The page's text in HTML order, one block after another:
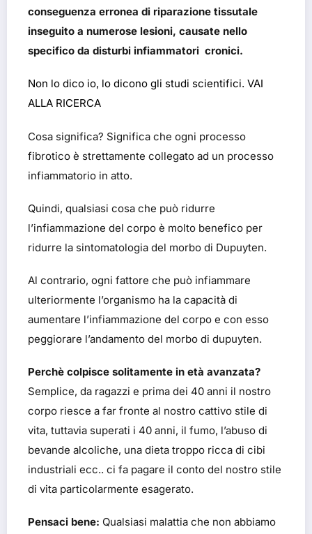
conseguenza erronea di riparazione tissutale
inseguito a numerose lesioni, causate nello
specifico da disturbi infiammatori cronici.
Non lo dico io, lo dicono gli studi scientifici. VAI
ALLA RICERCA
Cosa significa? Significa che ogni processo
fibrotico è strettamente collegato ad un processo
infiammatorio in atto.
Quindi, qualsiasi cosa che può ridurre
l’infiammazione del corpo è molto benefico per
ridurre la sintomatologia del morbo di Dupuyten.
Al contrario, ogni fattore che può infiammare
ulteriormente l’organismo ha la capacità di
aumentare l’infiammazione del corpo e con esso
peggiorare l’andamento del morbo di dupuyten.
Perchè colpisce solitamente in età avanzata?
Semplice, da ragazzi e prima dei 40 anni il nostro
corpo riesce a far fronte al nostro cattivo stile di
vita, tuttavia superati i 40 anni, il fumo, l’abuso di
bevande alcoliche, una dieta troppo ricca di cibi
industriali ecc.. ci fa pagare il conto del nostro stile
di vita particolarmente esagerato.
Pensaci bene: Qualsiasi malattia che non abbiamo